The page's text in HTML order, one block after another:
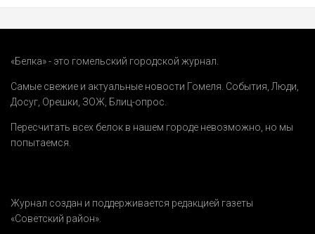
«Белка» - это гомельский городской журнал.
Самые свежие и актуальные новости Гомеля. События,Люди,
Досуг, Орешки, ЗОЖ, Блиц-опрос.
Пересчитать всех белок в нашем городе невозможно, но мы
попытаемся.
Журнал создан и поддерживается редакцией газеты
«Советский район».